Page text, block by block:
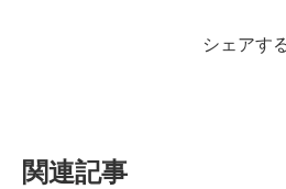
シェアす
関連記事